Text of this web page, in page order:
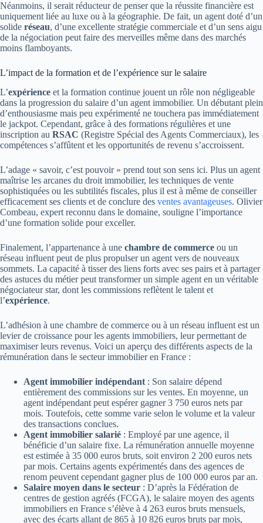
Néanmoins, il serait réducteur de penser que la réussite financière est
uniquement liée au luxe ou à la géographie. De fait, un agent doté d’un
solide réseau, d’une excellente stratégie commerciale et d’un sens aigu
de la négociation peut faire des merveilles même dans des marchés
moins flamboyants.
L’impact de la formation et de l’expérience sur le salaire
L’expérience et la formation continue jouent un rôle non négligeable
dans la progression du salaire d’un agent immobilier. Un débutant plein
d’enthousiasme mais peu expérimenté ne touchera pas immédiatement
le jackpot. Cependant, grâce à des formations régulières et une
inscription au RSAC (Registre Spécial des Agents Commerciaux), les
compétences s’affûtent et les opportunités de revenu s’accroissent.
L’adage « savoir, c’est pouvoir » prend tout son sens ici. Plus un agent
maîtrise les arcanes du droit immobilier, les techniques de vente
sophistiquées ou les subtilités fiscales, plus il est à même de conseiller
efficacement ses clients et de conclure des ventes avantageuses. Olivier
Combeau, expert reconnu dans le domaine, souligne l’importance
d’une formation solide pour exceller.
Finalement, l’appartenance à une chambre de commerce ou un
réseau influent peut de plus propulser un agent vers de nouveaux
sommets. La capacité à tisser des liens forts avec ses pairs et à partager
des astuces du métier peut transformer un simple agent en un véritable
négociateur star, dont les commissions reflètent le talent et
l’expérience.
L’adhésion à une chambre de commerce ou à un réseau influent est un
levier de croissance pour les agents immobiliers, leur permettant de
maximiser leurs revenus. Voici un aperçu des différents aspects de la
rémunération dans le secteur immobilier en France :
Agent immobilier indépendant : Son salaire dépend
entièrement des commissions sur les ventes. En moyenne, un
agent indépendant peut espérer gagner 3 750 euros nets par
mois. Toutefois, cette somme varie selon le volume et la valeur
des transactions conclues.
Agent immobilier salarié : Employé par une agence, il
bénéficie d’un salaire fixe. La rémunération annuelle moyenne
est estimée à 35 000 euros bruts, soit environ 2 200 euros nets
par mois. Certains agents expérimentés dans des agences de
renom peuvent cependant gagner plus de 100 000 euros par an.
Salaire moyen dans le secteur : D’après la Fédération de
centres de gestion agréés (FCGA), le salaire moyen des agents
immobiliers en France s’élève à 4 263 euros bruts mensuels,
avec des écarts allant de 865 à 10 826 euros bruts par mois,